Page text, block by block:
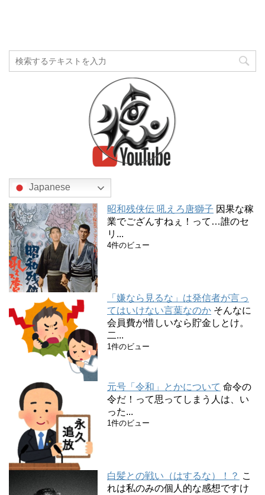
Japanese
昭和残侠伝 吼えろ唐獅子 因果な稼
業でござんすねぇ！って…誰のセ
リ...
4件のビュー
「嫌なら見るな」は発信者が言っ
てはいけない言葉なのか そんなに
会員費が惜しいなら貯金しとけ。
二...
1件のビュー
元号「令和」とかについて 命令の
令だ！って思ってしまう人は、い
った...
1件のビュー
白髪との戦い（はするな）！？ こ
れは私のみの個人的な感想ですけ